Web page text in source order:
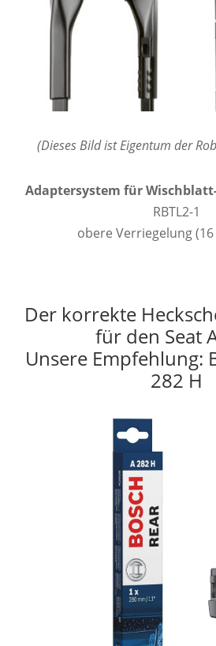
(Dieses Bild ist Eigentum der
Adaptersystem für
RBTL2-1
obere Verriegelung
Der korrekte
für den Seat
Unsere Empfehlung:
282 H